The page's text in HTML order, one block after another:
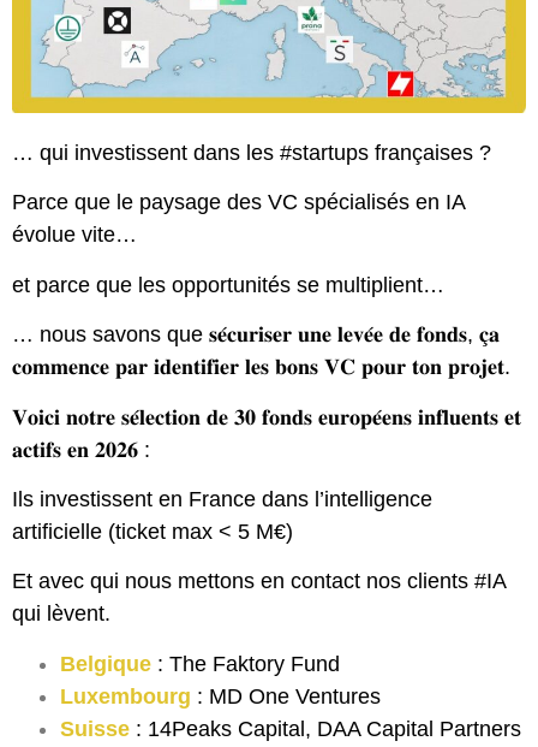
… qui investissent dans les #startups françaises ?
Parce que le paysage des VC spécialisés en IA
évolue vite…
et parce que les opportunités se multiplient…
… nous savons que 𝐬𝐞́𝐜𝐮𝐫𝐢𝐬𝐞𝐫 𝐮𝐧𝐞 𝐥𝐞𝐯𝐞́𝐞 𝐝𝐞 𝐟𝐨𝐧𝐝𝐬, 𝐜̧𝐚
𝐜𝐨𝐦𝐦𝐞𝐧𝐜𝐞 𝐩𝐚𝐫 𝐢𝐝𝐞𝐧𝐭𝐢𝐟𝐢𝐞𝐫 𝐥𝐞𝐬 𝐛𝐨𝐧𝐬 𝐕𝐂 𝐩𝐨𝐮𝐫 𝐭𝐨𝐧 𝐩𝐫𝐨𝐣𝐞𝐭.
𝐕𝐨𝐢𝐜𝐢 𝐧𝐨𝐭𝐫𝐞 𝐬𝐞́𝐥𝐞𝐜𝐭𝐢𝐨𝐧 𝐝𝐞 𝟑𝟎 𝐟𝐨𝐧𝐝𝐬 𝐞𝐮𝐫𝐨𝐩𝐞́𝐞𝐧𝐬 𝐢𝐧𝐟𝐥𝐮𝐞𝐧𝐭𝐬 𝐞𝐭
𝐚𝐜𝐭𝐢𝐟𝐬 𝐞𝐧 𝟐𝟎𝟐𝟔 :
Ils investissent en France dans l’intelligence
artificielle (ticket max < 5 M€)
Et avec qui nous mettons en contact nos clients #IA
qui lèvent.
Belgique : The Faktory Fund
Luxembourg : MD One Ventures
Suisse : 14Peaks Capital, DAA Capital Partners